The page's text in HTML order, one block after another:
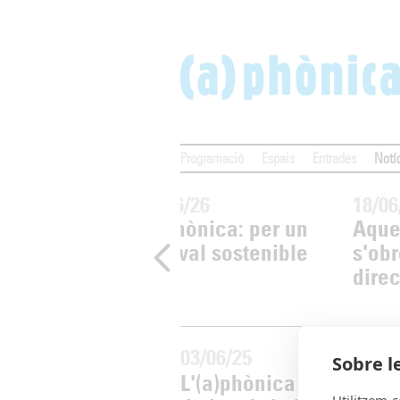
(a)phònica: per un
festival sostenible
L'(a)phònica arriba a la
Sobre